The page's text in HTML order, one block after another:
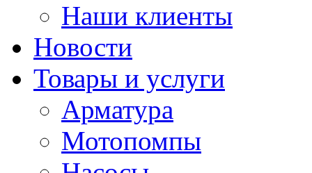
Наши клиенты
Новости
Товары и услуги
Арматура
Мотопомпы